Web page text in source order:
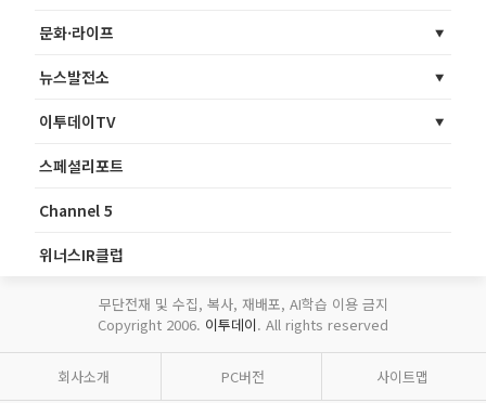
문화·라이프
뉴스발전소
이투데이TV
스페셜리포트
Channel 5
위너스IR클럽
무단전재 및 수집, 복사, 재배포, AI학습 이용 금지
Copyright 2006. 이투데이. All rights reserved
회사소개 PC버전 사이트맵